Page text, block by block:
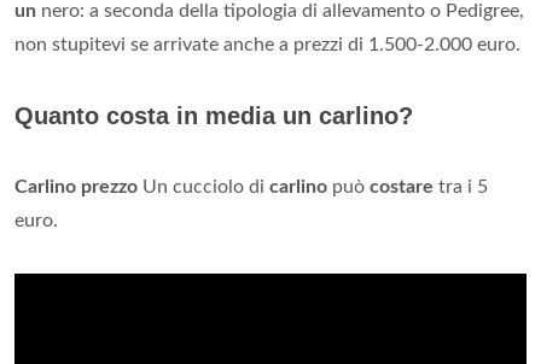
un nero: a seconda della tipologia di allevamento o Pedigree,
non stupitevi se arrivate anche a prezzi di 1.500-2.000 euro.
Quanto costa in media un carlino?
Carlino prezzo Un cucciolo di carlino può costare tra i 5
euro.